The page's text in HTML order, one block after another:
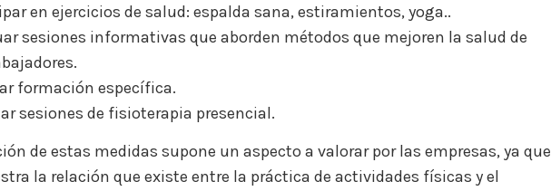
en ejercicios de salud: espalda sana, estiramientos, yoga..
sesiones informativas que aborden métodos que mejoren la salud de
formación específica.
sesiones de fisioterapia presencial.
de estas medidas supone un aspecto a valorar por las empresas, ya que
la relación que existe entre la práctica de actividades físicas y el